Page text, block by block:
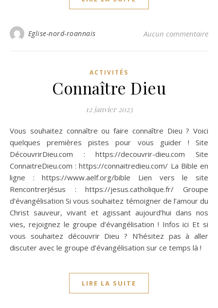
Eglise-nord-roannais Aucun commentaire
ACTIVITÉS
Connaître Dieu
12 janvier 2023
Vous souhaitez connaître ou faire connaître Dieu ? Voici
quelques premières pistes pour vous guider ! Site
DécouvrirDieu.com : https://decouvrir-dieu.com Site
ConnaitreDieu.com : https://connaitredieu.com/ La Bible en
ligne : https://www.aelf.org/bible Lien vers le site
RencontrerJésus : https://jesus.catholique.fr/ Groupe
d’évangélisation Si vous souhaitez témoigner de l’amour du
Christ sauveur, vivant et agissant aujourd’hui dans nos
vies, rejoignez le groupe d’évangélisation ! Infos ici Et si
vous souhaitez découvrir Dieu ? N’hésitez pas à aller
discuter avec le groupe d’évangélisation sur ce temps là !
LIRE LA SUITE